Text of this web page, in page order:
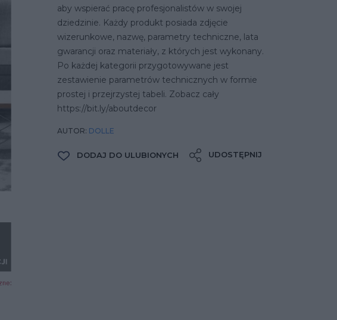
aby wspierać pracę profesjonalistów w swojej
dziedzinie. Każdy produkt posiada zdjęcie
wizerunkowe, nazwę, parametry techniczne, lata
gwarancji oraz materiały, z których jest wykonany.
Po każdej kategorii przygotowywane jest
zestawienie parametrów technicznych w formie
prostej i przejrzystej tabeli. Zobacz cały
https://bit.ly/aboutdecor
AUTOR: DOLLE
DODAJ DO ULUBIONYCH UDOSTĘPNIJ